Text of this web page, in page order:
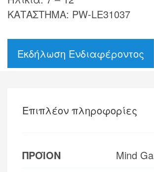
ΚΑΤΑΣΤΗΜΑ: PW-LE31037
Εκδήλωση Ενδιαφέροντος
Επιπλέον πληροφορίες
ΠΡΟΪΟΝ
Mind